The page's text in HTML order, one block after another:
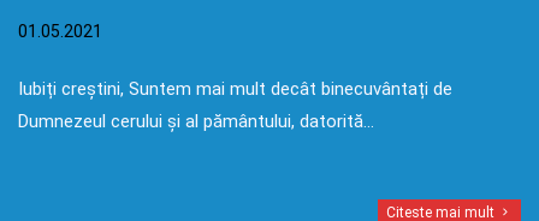
01.05.2021
Iubiți creștini, Suntem mai mult decât binecuvântați de
Dumnezeul cerului și al pământului, datorită…
Citeste mai mult